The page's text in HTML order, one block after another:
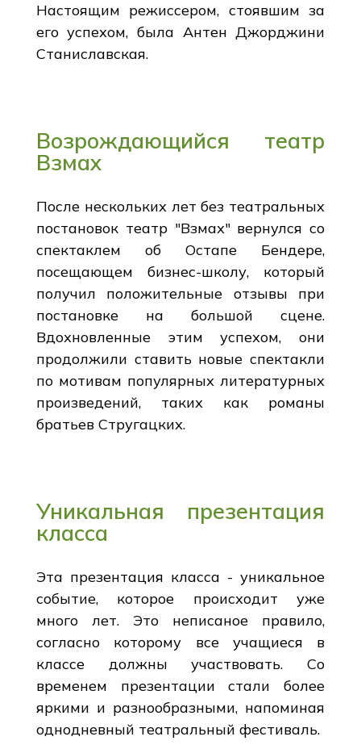
Настоящим режиссером, стоявшим за
его успехом, была Антен Джорджини
Станиславская.
Возрождающийся театр
Взмах
После нескольких лет без театральных
постановок театр "Взмах" вернулся со
спектаклем об Остапе Бендере,
посещающем бизнес-школу, который
получил положительные отзывы при
постановке на большой сцене.
Вдохновленные этим успехом, они
продолжили ставить новые спектакли
по мотивам популярных литературных
произведений, таких как романы
братьев Стругацких.
Уникальная презентация
класса
Эта презентация класса - уникальное
событие, которое происходит уже
много лет. Это неписаное правило,
согласно которому все учащиеся в
классе должны участвовать. Со
временем презентации стали более
яркими и разнообразными, напоминая
однодневный театральный фестиваль.